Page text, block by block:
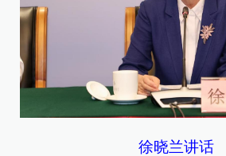
徐晓兰讲话